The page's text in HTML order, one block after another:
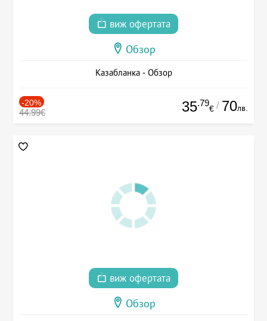
виж офертата
Обзор
Казабланка - Обзор
-20%
44.99€ 35.79
€ / 70лв.
виж офертата
Обзор